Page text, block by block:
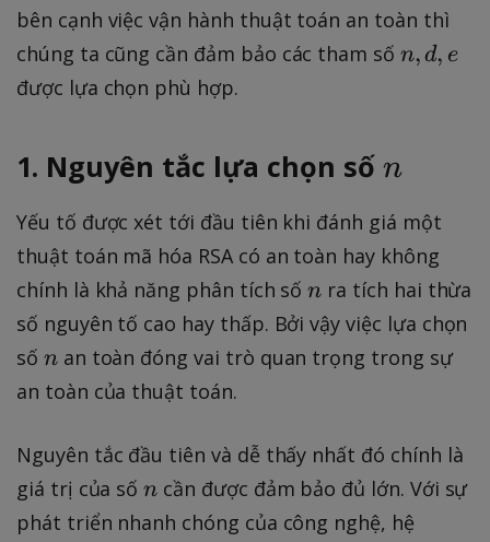
bên cạnh việc vận hành thuật toán an toàn thì
chúng ta cũng cần đảm bảo các tham số n
e
n, d, e
được lựa chọn phù hợp.
1. Nguyên tắc lựa chọn số n
n
Yếu tố được xét tới đầu tiên khi đánh giá một
thuật toán mã hóa RSA có an toàn hay không
chính là khả năng phân tích sốn
n ra tích hai thừa
số nguyên tố cao hay thấp. Bởi vậy việc lựa chọn
số n
nan toàn đóng vai trò quan trọng trong sự
an toàn của thuật toán.
Nguyên tắc đầu tiên và dễ thấy nhất đó chính là
giá trị của sốn
n cần được đảm bảo đủ lớn. Với sự
phát triển nhanh chóng của công nghệ, hệ